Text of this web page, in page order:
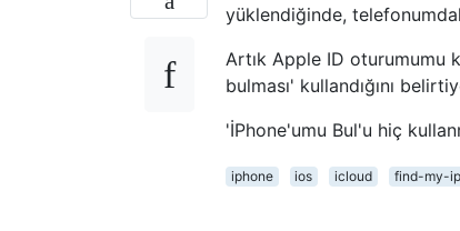
yüklendiğinde,
Artık Apple ID oturumumu
bulması' kullandığını
'İPhone'umu Bul'u hiç
iphone ios icloud find-my-